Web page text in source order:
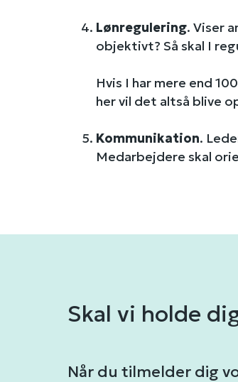
Lønregulering. Viser
objektivt? Så skal I
Hvis I har mere end
her vil det altså blive
Kommunikation.
Medarbejdere skal
Skal vi holde
Når du tilmelder dig